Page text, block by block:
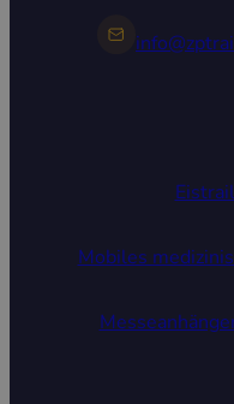
Mobiles